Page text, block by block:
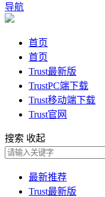
导航
首页
首页
Trust最新版
TrustPC端下载
Trust移动端下载
Trust官网
搜索 收起
最新推荐
Trust最新版